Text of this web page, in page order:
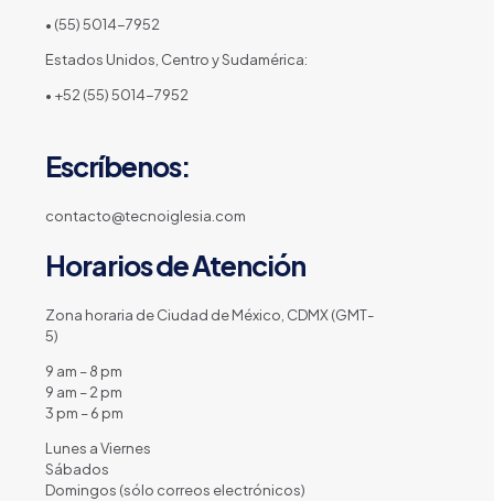
• (55) 5014-7952
Estados Unidos, Centro y Sudamérica:
• +52 (55) 5014-7952
Escríbenos:
contacto@tecnoiglesia.com
Horarios de Atención
Zona horaria de Ciudad de México, CDMX (GMT-
5)
9 am – 8 pm
9 am – 2 pm
3 pm – 6 pm
Lunes a Viernes
Sábados
Domingos (sólo correos electrónicos)